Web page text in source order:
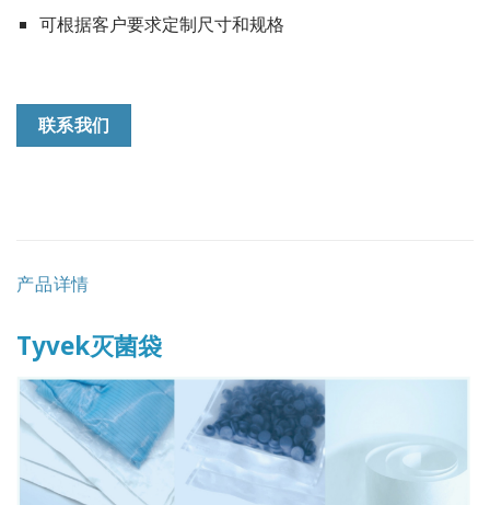
可根据客户要求定制尺寸和规格
联系我们
产品详情
Tyvek灭菌袋